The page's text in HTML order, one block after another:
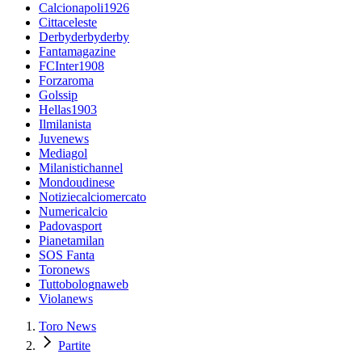
Calcionapoli1926
Cittaceleste
Derbyderbyderby
Fantamagazine
FCInter1908
Forzaroma
Golssip
Hellas1903
Ilmilanista
Juvenews
Mediagol
Milanistichannel
Mondoudinese
Notiziecalciomercato
Numericalcio
Padovasport
Pianetamilan
SOS Fanta
Toronews
Tuttobolognaweb
Violanews
Toro News
Partite